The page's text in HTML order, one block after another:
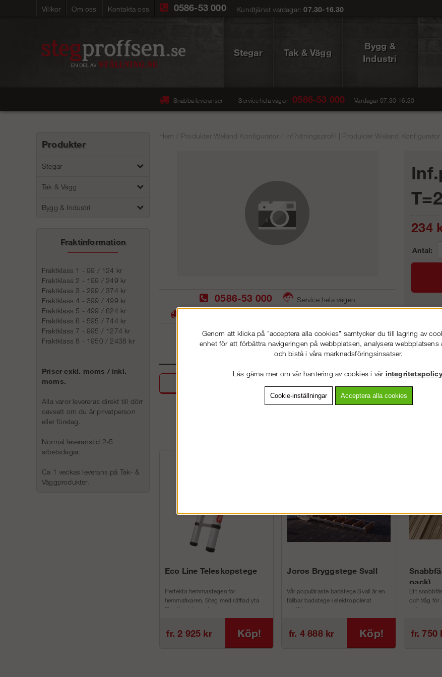
Villkor Om oss Kontakta oss 0586-53 000 Kundtjänst vardagar:07.30-16.30
Stegar Tak & Vägg
Bygg &
Industri
Snabba leveranser Service hela vägen 0586-53 000 Vardagar 07.30-16.30
Produkter
Stegar
Tak & Vägg
Bygg & Industri
Fraktinformation
Fraktklass 1 - 99 / 124 kr
Fraktklass 2 - 199 / 249 kr
Fraktklass 3 - 299 / 374 kr
Fraktklass 4 - 399 / 499 kr
Fraktklass 5 - 499 / 624 kr
Fraktklass 6 - 595 / 744 kr
Fraktklass 7 - 995 / 1274 kr
Fraktklass 8 - 1950 / 2438 kr
Priser exkl. moms / inkl.
moms.
Alla varor levereras direkt till dörr
oavsett om du är privatperson
eller företag.
Normal leveranstid 2-5
arbetsdagar.
Ca 1 veckas leverans på Tak- &
Väggprodukter.
Hem Produkter Weland Konfigurator/ Inf?stningsprofil | Produkter Weland
0586-53 000
Service hela vägen
234
Antal:
Artnr:
Detaljerad info
Eco Line Teleskopstege
Perfekta hemmastegen för
hemmafixaren. Steg med räfflad yta
för att minimera h...
fr. 2 925 kr Köp!
Joros Bryggstege Svall
Vår populäraste badstege Svall är en
fällbar badstege i elektropolerat
rostfri...
fr. 4 888 kr Köp!
pack)
Ett
och Våg för
och m...
fr. 750
Genom att klicka på "acceptera alla cookies" samtycker du till lagring av
enhet för att förbättra navigeringen på webbplatsen, analysera webbplatsens
och bistå i våra marknadsföringsinsatser.
Läs gärna mer om vår hantering av cookies i vår integritetspolicy
Cookie-inställningar Acceptera alla cookies
VÄLKOMMEN TILL